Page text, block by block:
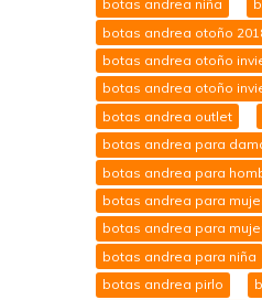
botas andrea niña
botas andrea otoño
botas andrea otoño
botas andrea otoño
botas andrea outlet
botas andrea para
botas andrea para
botas andrea para
botas andrea para
botas andrea para niña
botas andrea pirlo